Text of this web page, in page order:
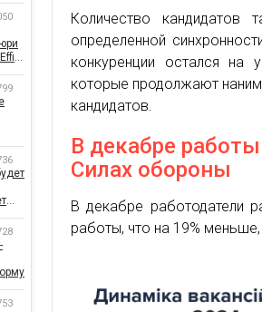
Количество
определенной
конкуренции остался на
которые продолжают
кандидатов.
В декабре
Силах обороны
В декабре работодатели
работы, что на 19%